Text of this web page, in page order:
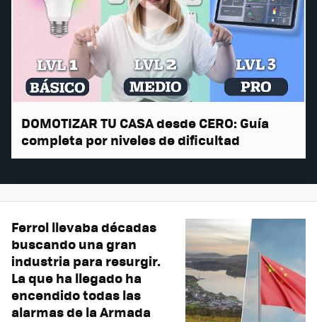
DOMOTIZAR TU CASA desde CERO: Guía
completa por niveles de dificultad
Ferrol llevaba décadas
buscando una gran
industria para resurgir.
La que ha llegado ha
encendido todas las
alarmas de la Armada